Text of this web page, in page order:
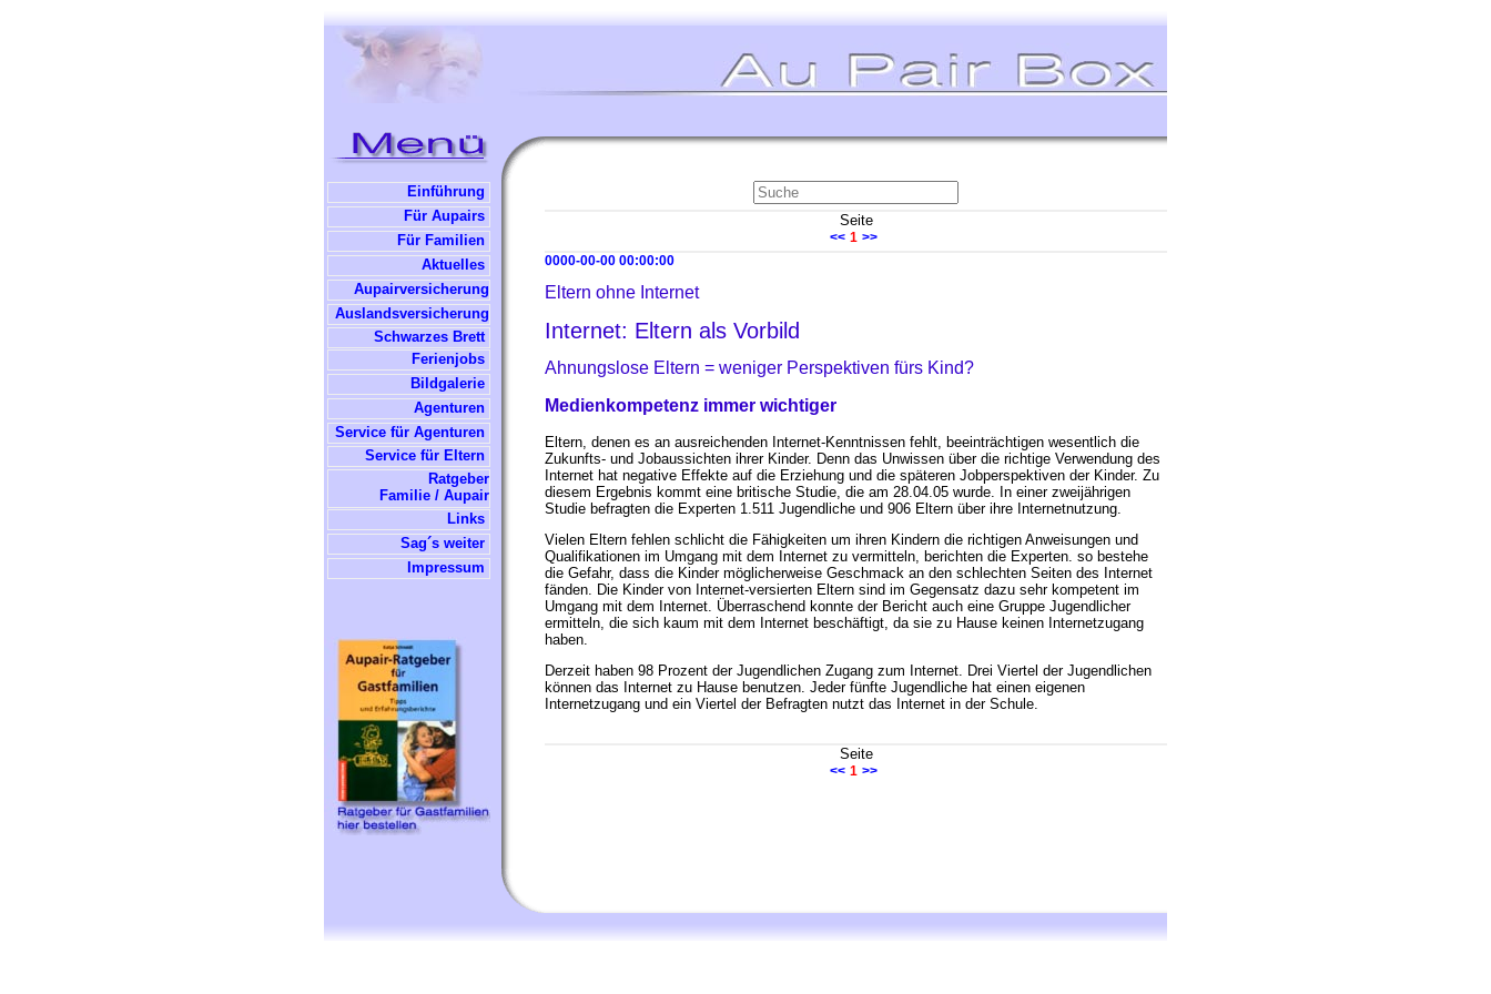
Einführung
Für Aupairs
Für Familien
Aktuelles
Aupairversicherung
Auslandsversicherung
Schwarzes Brett
Ferienjobs
Bildgalerie
Agenturen
Service für Agenturen
Service für Eltern
Ratgeber
Familie / Aupair
Links
Sag´s weiter
Impressum
Seite
<< 1 >>
0000-00-00 00:00:00
Eltern ohne Internet
Internet: Eltern als Vorbild
Ahnungslose Eltern = weniger Perspektiven fürs Kind?
Medienkompetenz immer wichtiger
Eltern, denen es an ausreichenden Internet-Kenntnissen fehlt, beeinträchtigen wesentlich die
Zukunfts- und Jobaussichten ihrer Kinder. Denn das Unwissen über die richtige Verwendung des
Internet hat negative Effekte auf die Erziehung und die späteren Jobperspektiven der Kinder. Zu
diesem Ergebnis kommt eine britische Studie, die am 28.04.05 wurde. In einer zweijährigen
Studie befragten die Experten 1.511 Jugendliche und 906 Eltern über ihre Internetnutzung.
Vielen Eltern fehlen schlicht die Fähigkeiten um ihren Kindern die richtigen Anweisungen und
Qualifikationen im Umgang mit dem Internet zu vermitteln, berichten die Experten. so bestehe
die Gefahr, dass die Kinder möglicherweise Geschmack an den schlechten Seiten des Internet
fänden. Die Kinder von Internet-versierten Eltern sind im Gegensatz dazu sehr kompetent im
Umgang mit dem Internet. Überraschend konnte der Bericht auch eine Gruppe Jugendlicher
ermitteln, die sich kaum mit dem Internet beschäftigt, da sie zu Hause keinen Internetzugang
haben.
Derzeit haben 98 Prozent der Jugendlichen Zugang zum Internet. Drei Viertel der Jugendlichen
können das Internet zu Hause benutzen. Jeder fünfte Jugendliche hat einen eigenen
Internetzugang und ein Viertel der Befragten nutzt das Internet in der Schule.
Seite
<< 1 >>